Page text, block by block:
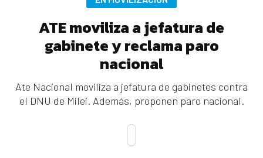
ATE moviliza a jefatura de
gabinete y reclama paro
nacional
Ate Nacional moviliza a jefatura de gabinetes contra
el DNU de Milei. Además, proponen paro nacional.